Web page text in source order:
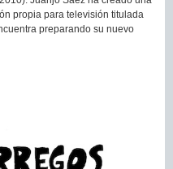
propia para televisión titulada
preparando su nuevo